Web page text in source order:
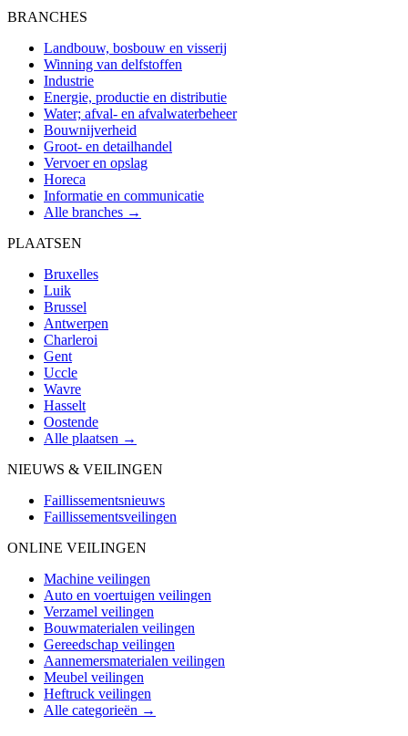
BRANCHES
Landbouw, bosbouw en visserij
Winning van delfstoffen
Industrie
Energie, productie en distributie
Water; afval- en afvalwaterbeheer
Bouwnijverheid
Groot- en detailhandel
Vervoer en opslag
Horeca
Informatie en communicatie
Alle branches →
PLAATSEN
Bruxelles
Luik
Brussel
Antwerpen
Charleroi
Gent
Uccle
Wavre
Hasselt
Oostende
Alle plaatsen →
NIEUWS & VEILINGEN
Faillissementsnieuws
Faillissementsveilingen
ONLINE VEILINGEN
Machine veilingen
Auto en voertuigen veilingen
Verzamel veilingen
Bouwmaterialen veilingen
Gereedschap veilingen
Aannemersmaterialen veilingen
Meubel veilingen
Heftruck veilingen
Alle categorieën →